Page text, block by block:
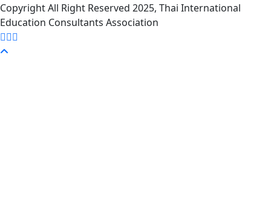
Copyright All Right Reserved 2025, Thai International
Education Consultants Association